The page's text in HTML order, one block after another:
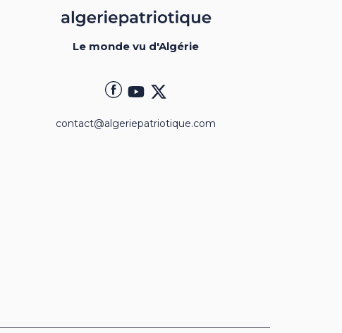
Le monde vu d'Algérie
contact@algeriepatriotique.com